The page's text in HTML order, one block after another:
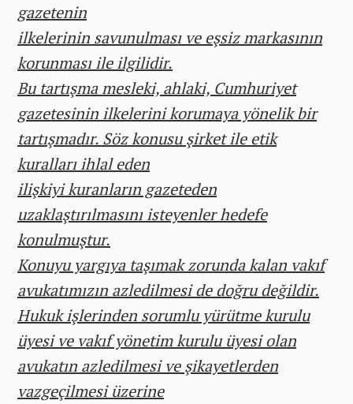
gazetenin
ilkelerinin savunulması ve eşsiz markasının
korunması ile ilgilidir.
Bu tartışma mesleki, ahlaki, Cumhuriyet
gazetesinin ilkelerini korumaya yönelik bir
tartışmadır. Söz konusu şirket ile etik
kuralları ihlal eden
ilişkiyi kuranların gazeteden
uzaklaştırılmasını isteyenler hedefe
konulmuştur.
Konuyu yargıya taşımak zorunda kalan vakıf
avukatımızın azledilmesi de doğru değildir.
Hukuk işlerinden sorumlu yürütme kurulu
üyesi ve vakıf yönetim kurulu üyesi olan
avukatın azledilmesi ve şikayetlerden
vazgeçilmesi üzerine